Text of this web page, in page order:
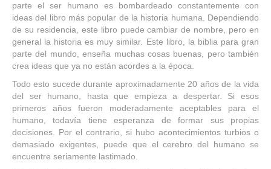
parte el ser humano es bombardeado constantemente con
ideas del libro más popular de la historia humana. Dependiendo
de su residencia, este libro puede cambiar de nombre, pero en
general la historia es muy similar. Este libro, la biblia para gran
parte del mundo, enseña muchas cosas buenas, pero también
crea ideas que ya no están acordes a la época.
Todo esto sucede durante aproximadamente 20 años de la vida
del ser humano, hasta que empieza a despertar. Si esos
primeros años fueron moderadamente aceptables para el
humano, todavía tiene esperanza de formar sus propias
decisiones. Por el contrario, si hubo acontecimientos turbios o
demasiado exigentes, puede que el cerebro del humano se
encuentre seriamente lastimado.